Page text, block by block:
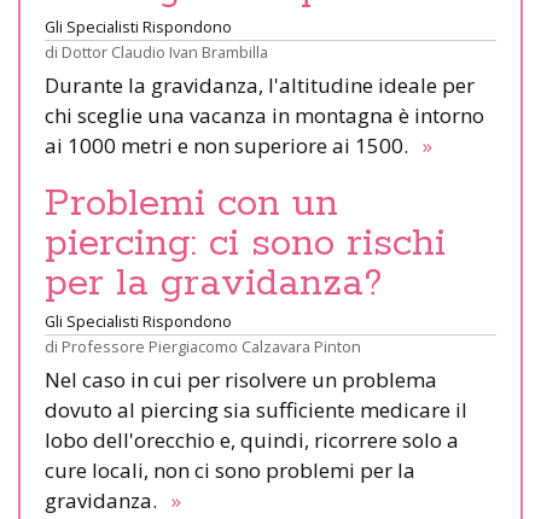
Gli Specialisti Rispondono
di Dottor Claudio Ivan Brambilla
Durante la gravidanza, l'altitudine ideale per
chi sceglie una vacanza in montagna è intorno
ai 1000 metri e non superiore ai 1500. »
Problemi con un
piercing: ci sono rischi
per la gravidanza?
Gli Specialisti Rispondono
di Professore Piergiacomo Calzavara Pinton
Nel caso in cui per risolvere un problema
dovuto al piercing sia sufficiente medicare il
lobo dell'orecchio e, quindi, ricorrere solo a
cure locali, non ci sono problemi per la
gravidanza. »